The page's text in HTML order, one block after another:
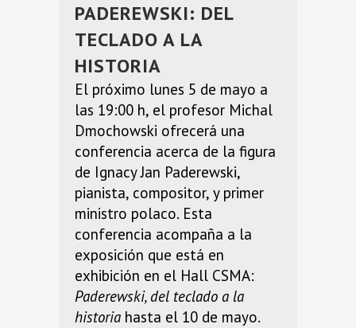
PADEREWSKI: DEL
TECLADO A LA
HISTORIA
El próximo lunes 5 de mayo a
las 19:00 h, el profesor Michal
Dmochowski ofrecerá una
conferencia acerca de la figura
de Ignacy Jan Paderewski,
pianista, compositor, y primer
ministro polaco. Esta
conferencia acompaña a la
exposición que está en
exhibición en el Hall CSMA:
Paderewski, del teclado a la
historia hasta el 10 de mayo.